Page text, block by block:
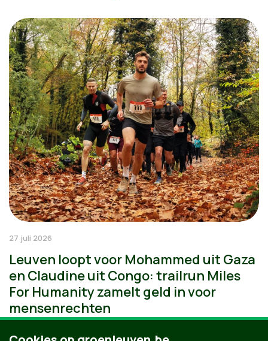
27 juli 2026
Leuven loopt voor Mohammed uit Gaza
en Claudine uit Congo: trailrun Miles
For Humanity zamelt geld in voor
mensenrechten